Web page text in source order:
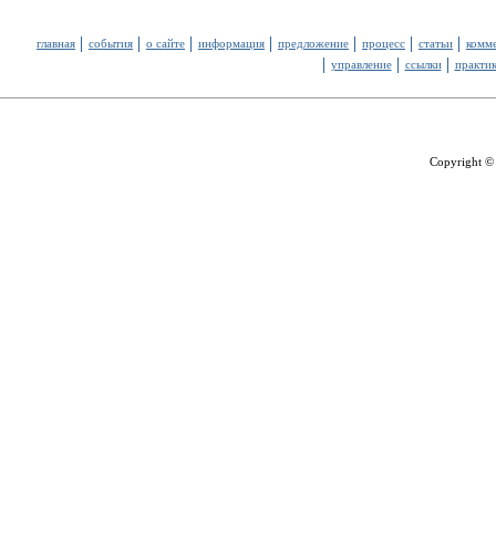
главная события о сайте информация предложение процесс статьи
управление
ссылки
Copyright ©